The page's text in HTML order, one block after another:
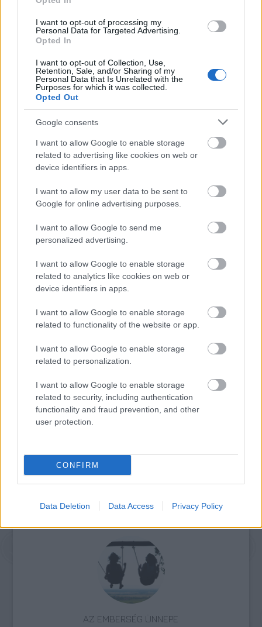
I want to opt-out of processing my
Personal Data for Targeted Advertising.
Opted In
I want to opt-out of Collection, Use,
Retention, Sale, and/or Sharing of my
Personal Data that Is Unrelated with the
Purposes for which it was collected.
Opted Out
Google consents
I want to allow Google to enable storage
related to advertising like cookies on web or
device identifiers in apps.
I want to allow my user data to be sent to
Google for online advertising purposes.
I want to allow Google to send me
personalized advertising.
I want to allow Google to enable storage
related to analytics like cookies on web or
device identifiers in apps.
I want to allow Google to enable storage
related to functionality of the website or app.
I want to allow Google to enable storage
related to personalization.
I want to allow Google to enable storage
related to security, including authentication
functionality and fraud prevention, and other
user protection.
CONFIRM
Data Deletion Data Access Privacy Policy
meghívóján.
Jazz+Az nevű, szintén sikeres pop-dzsessz
csapatot, amelyben több énekesnő - Behumi
Dóra, Kozma Orsi, Váczi Eszter - megfordult
mellette. A Jazz+Az-ban Dés László volt a
zeneszerző, az együttes készítette a Kalózok
Egynek jó (1999), Ez meg mi?! (2000).
Hogy most mit tervez, az egyelőre nem
ismert. A Sziget fesztivál mínusz egyedik
napja idén augusztus 8-án lesz, amikor tehát
Rapülők és a Jazz+Az is.
búcsúkoncertet a Sziget mínusz egyedik
napján, 2009-ben a Tankcsapda ünnepelte a
mínusz egyedik napon 20. születésnapját,
2008-ban pedig ekkor első alkalommal
rendezték meg a magyar dal napját.
Forrás:MTI
Zene Sziget
AZ EMBERSÉG ÜNNEPE